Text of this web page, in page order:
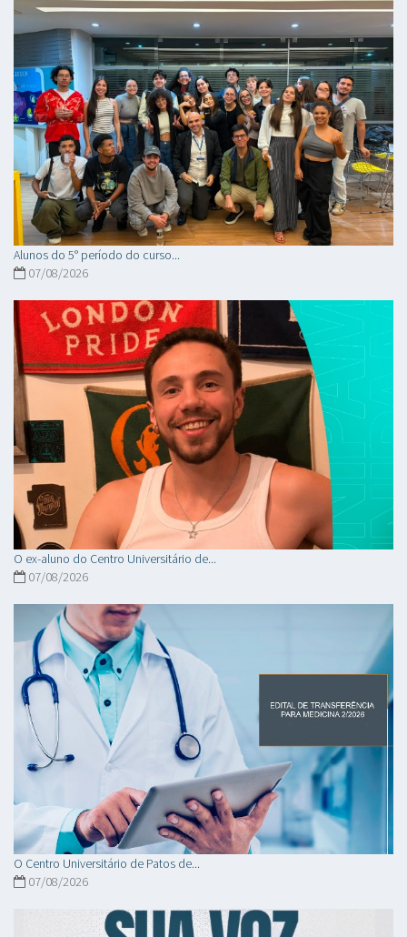
Alunos do 5° período do curso...
07/08/2026
O ex-aluno do Centro Universitário de...
07/08/2026
O Centro Universitário de Patos de...
07/08/2026